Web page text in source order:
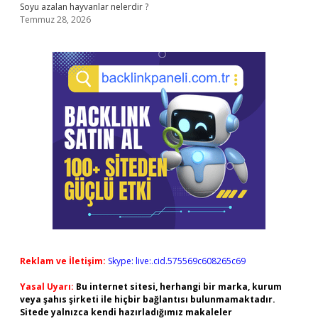
Soyu azalan hayvanlar nelerdir ?
Temmuz 28, 2026
Reklam ve İletişim: Skype: live:.cid.575569c608265c69
Yasal Uyarı: Bu internet sitesi, herhangi bir marka, kurum
veya şahıs şirketi ile hiçbir bağlantısı bulunmamaktadır.
Sitede yalnızca kendi hazırladığımız makaleler